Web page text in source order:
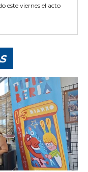
este viernes el acto